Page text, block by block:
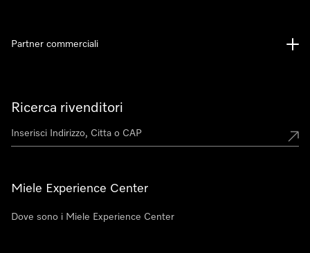
Ricerca rivenditori
Miele Experience Center
Dove sono i Miele Experience Center
Partner commerciali